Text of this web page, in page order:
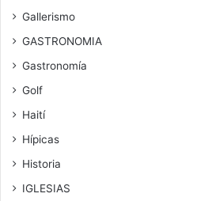
Gallerismo
GASTRONOMIA
Gastronomía
Golf
Haití
Hípicas
Historia
IGLESIAS